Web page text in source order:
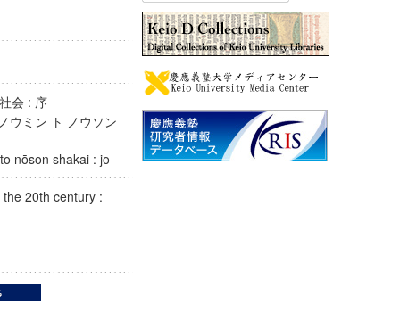
社会 : 序
ウミン ト ノウソン
nōson shakai : jo
20th century :